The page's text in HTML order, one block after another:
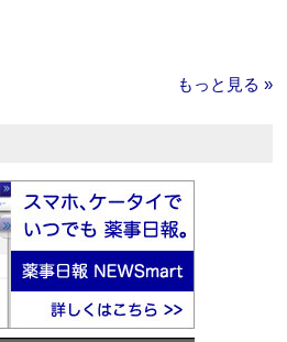
もっと見る »